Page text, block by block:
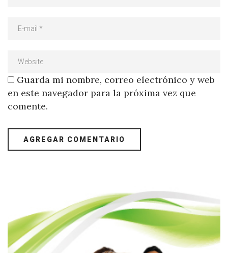
Guarda mi nombre, correo electrónico y web
en este navegador para la próxima vez que
comente.